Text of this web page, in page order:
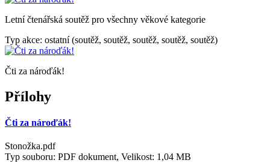
Letní čtenářská soutěž pro všechny věkové kategorie
Typ akce: ostatní (soutěž, soutěž, soutěž, soutěž, soutěž)
Čti za nároďák!
Přílohy
Čti za nároďák!
Stonožka.pdf
Typ souboru: PDF dokument, Velikost: 1,04 MB